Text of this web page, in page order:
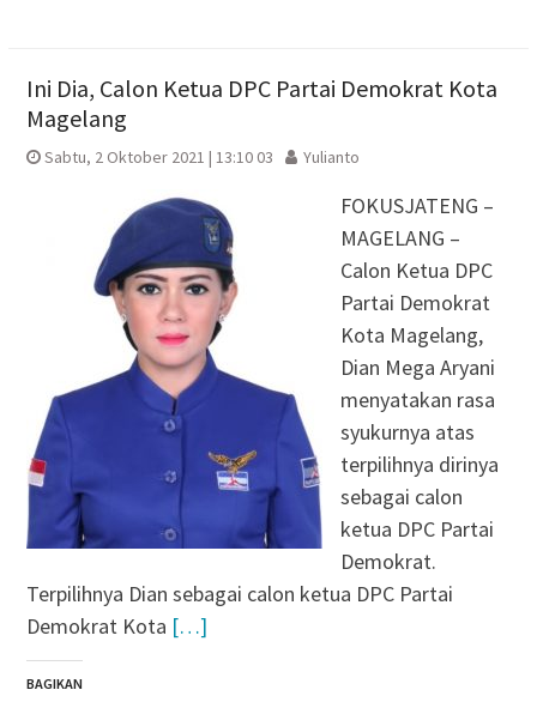
Ini Dia, Calon Ketua DPC Partai Demokrat Kota
Magelang
Sabtu, 2 Oktober 2021 | 13:10 03 Yulianto
FOKUSJATENG –
MAGELANG –
Calon Ketua DPC
Partai Demokrat
Kota Magelang,
Dian Mega Aryani
menyatakan rasa
syukurnya atas
terpilihnya dirinya
sebagai calon
ketua DPC Partai
Demokrat.
Terpilihnya Dian sebagai calon ketua DPC Partai
Demokrat Kota […]
BAGIKAN